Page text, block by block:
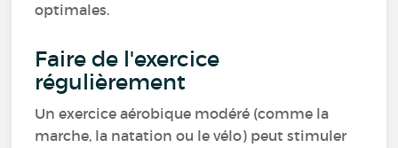
optimales.
Faire de l'exercice
régulièrement
Un exercice aérobique modéré (comme la
marche, la natation ou le vélo) peut stimuler